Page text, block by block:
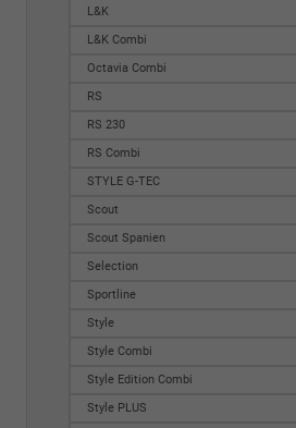
L&K
L&K Combi
Octavia Combi
RS
RS 230
RS Combi
STYLE G-TEC
Scout
Scout Spanien
Selection
Sportline
Style
Style Combi
Style Edition Combi
Style PLUS